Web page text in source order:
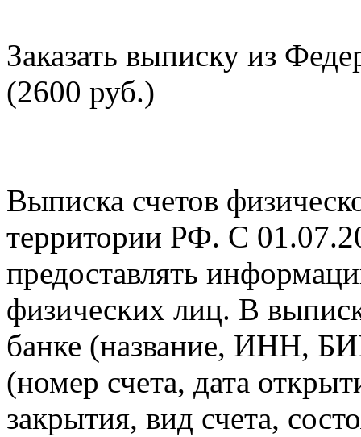
Заказать выписку из
(2600 руб.)
Выписка счетов
территории РФ. С
предоставлять
физических лиц. В
банке (название, ИНН,
(номер счета, дата
закрытия, вид счета,